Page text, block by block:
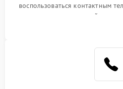
воспользоваться контактным
или оставить свой номер